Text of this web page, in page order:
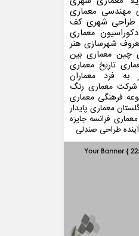
مهندسی معماری
طراحی شهری کف
معماری
شهرسازی هنر
چین معماری بین
تاریخ معماری
به فرد معماران
شرکت معماری رنگ
فرهنگی معماری
معماری پایدار
معماری فرانسه جایزه
طراحی صندلی